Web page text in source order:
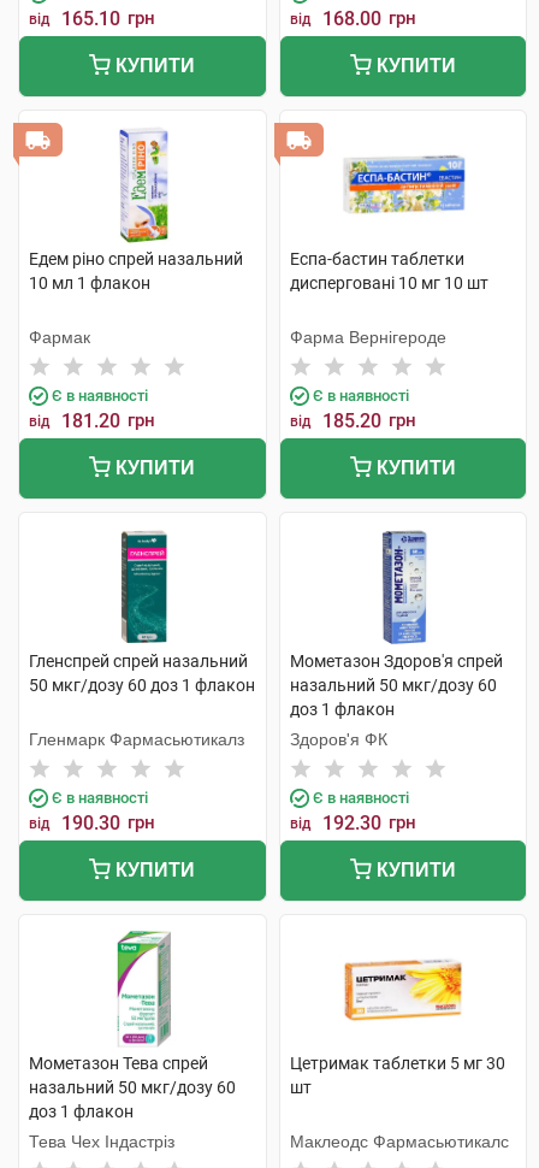
від 165.10 грн
КУПИТИ
від 168.00 грн
КУПИТИ
Едем ріно спрей назальний
10 мл 1 флакон
Фармак
Є в наявності
від 181.20 грн
КУПИТИ
Еспа-бастин таблетки
дисперговані 10 мг 10 шт
Фарма Вернігероде
Є в наявності
від 185.20 грн
КУПИТИ
Гленспрей спрей назальний
50 мкг/дозу 60 доз 1 флакон
Гленмарк Фармасьютикалз
Є в наявності
від 190.30 грн
КУПИТИ
Мометазон Здоров'я спрей
назальний 50 мкг/дозу 60
доз 1 флакон
Здоров'я ФК
Є в наявності
від 192.30 грн
КУПИТИ
Мометазон Тева спрей
назальний 50 мкг/дозу 60
доз 1 флакон
Тева Чех Індастріз
Цетримак таблетки 5 мг 30
шт
Маклеодс Фармасьютикалс